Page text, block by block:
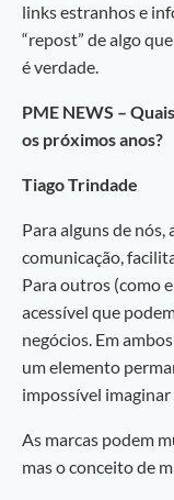
links estranhos e
“repost” de algo
é verdade.
PME NEWS –
os próximos anos?
Tiago Trindade
Para alguns de nós,
comunicação,
Para outros (como
acessível que
negócios. Em
um elemento
impossível
As marcas podem
mas o conceito de